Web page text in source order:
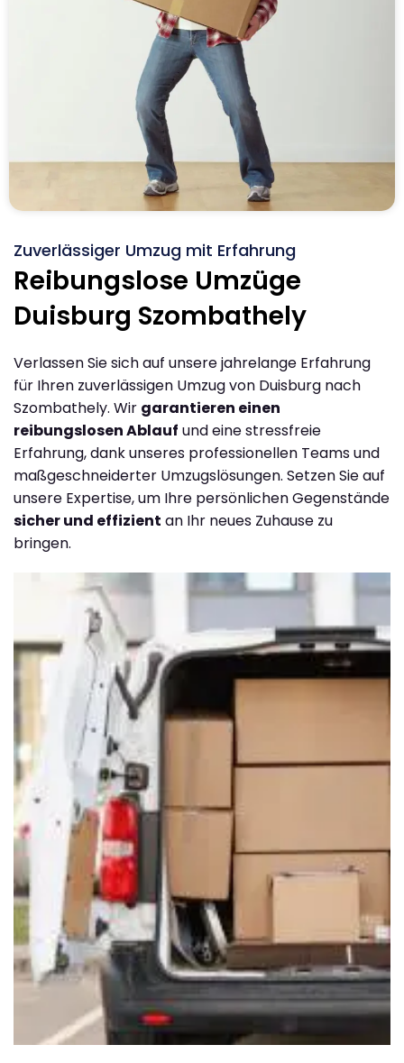
Zuverlässiger Umzug mit Erfahrung
Reibungslose Umzüge
Duisburg Szombathely
Verlassen Sie sich auf unsere jahrelange Erfahrung
für Ihren zuverlässigen Umzug von Duisburg nach
Szombathely. Wir garantieren einen
reibungslosen Ablauf und eine stressfreie
Erfahrung, dank unseres professionellen Teams und
maßgeschneiderter Umzugslösungen. Setzen Sie auf
unsere Expertise, um Ihre persönlichen Gegenstände
sicher und effizient an Ihr neues Zuhause zu
bringen.